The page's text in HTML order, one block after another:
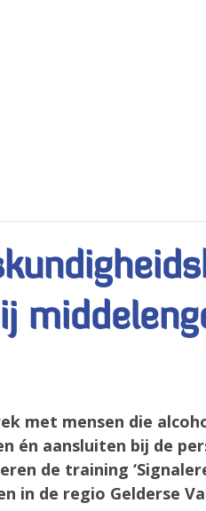
met mensen die
én aansluiten bij de
de training
in de regio Gelderse